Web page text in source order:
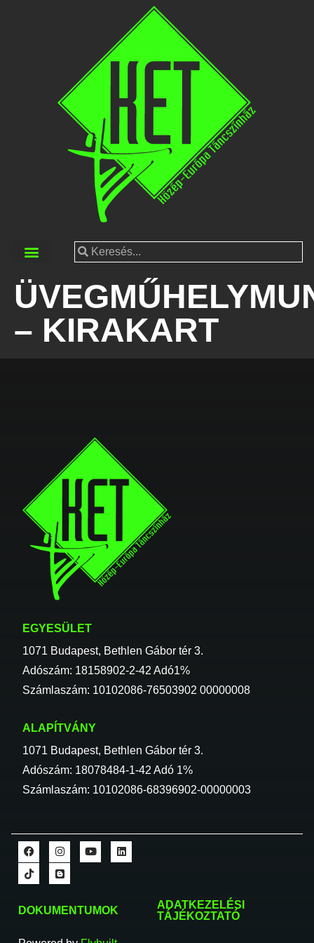
– KIRAKART
EGYESÜLET
1071 Budapest, Bethlen Gábor tér 3.
Adószám: 18158902-2-42 Adó1%
Számlaszám: 10102086-76503902 00000008
ALAPÍTVÁNY
1071 Budapest, Bethlen Gábor tér 3.
Adószám: 18078484-1-42 Adó 1%
Számlaszám: 10102086-68396902-00000003
DOKUMENTUMOK
ADATKEZELÉSI
TÁJÉKOZTATÓ